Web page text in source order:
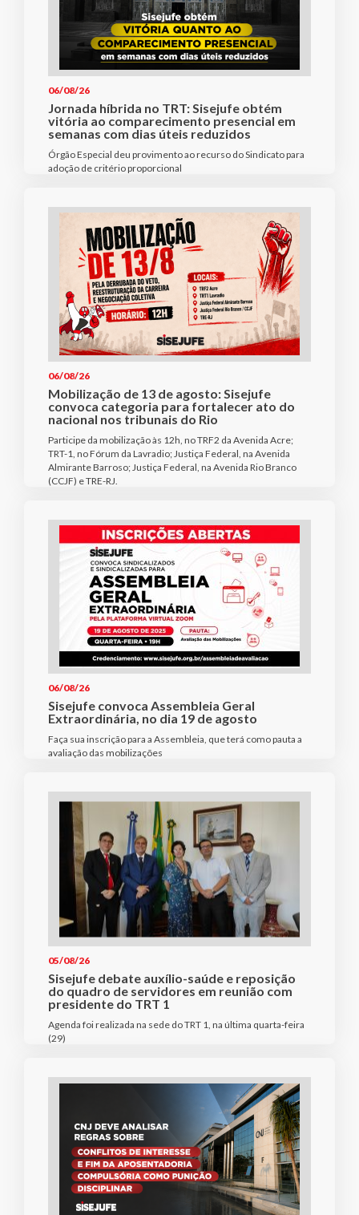
06/08/26
Jornada híbrida no TRT: Sisejufe obtém
vitória ao comparecimento presencial em
semanas com dias úteis reduzidos
Órgão Especial deu provimento ao recurso do Sindicato para
adoção de critério proporcional
06/08/26
Mobilização de 13 de agosto: Sisejufe
convoca categoria para fortalecer ato do
nacional nos tribunais do Rio
Participe da mobilização às 12h, no TRF2 da Avenida Acre;
TRT-1, no Fórum da Lavradio; Justiça Federal, na Avenida
Almirante Barroso; Justiça Federal, na Avenida Rio Branco
(CCJF) e TRE-RJ.
06/08/26
Sisejufe convoca Assembleia Geral
Extraordinária, no dia 19 de agosto
Faça sua inscrição para a Assembleia, que terá como pauta a
avaliação das mobilizações
05/08/26
Sisejufe debate auxílio-saúde e reposição
do quadro de servidores em reunião com
presidente do TRT 1
Agenda foi realizada na sede do TRT 1, na última quarta-feira
(29)